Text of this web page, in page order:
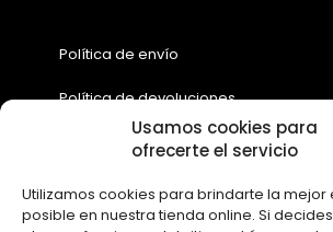
Usamos cookies para
ofrecerte el servicio
Utilizamos cookies para brindarte la mejor
posible en nuestra tienda online. Si
Política de envío
Política de devoluciones
Política de cookies (EU)
Política de privacidad